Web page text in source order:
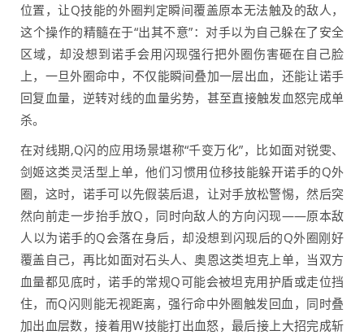
位置，让Q技能的外圈判定瞬间覆盖原本无法触及的敌人，
这个操作的精髓在于“出其不意”：对手以为自己躲在了安全
区域，却没想到诺手会用闪现强行把外圈伤害砸在自己脸
上，一旦外圈命中，不仅能瞬间叠加一层出血，还能让诺手
回复血量，逆转对线的血量劣势，甚至直接触发血怒完成单
杀。
在对线期,Q闪的应用场景堪称“千变万化”，比如面对锐雯、
剑姬这类灵活型上单，他们习惯用位移技能躲开诺手的Q外
圈，这时，诺手可以先假装后退，让对手放松警惕，然后突
然向前走一步抬手放Q，同时向敌人的方向闪现——原本敌
人以为诺手的Q会落在身后，却没想到闪现后的Q外圈刚好
覆盖自己，再比如面对石头人、奥恩这类坦克上单，当双方
血量都见底时，诺手的常规Q可能会被坦克用护盾或走位挡
住，而Q闪则能无视距离，强行命中外圈触发回血，同时叠
加出血层数，接着用W技能打出血怒，最后接上大招完成斩